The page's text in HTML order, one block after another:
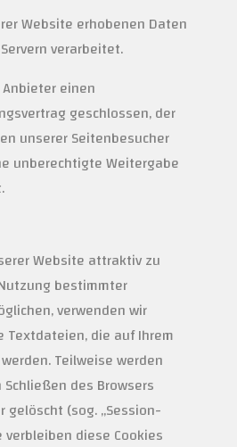
Website erhobenen Daten
verarbeitet.
einen
geschlossen, der
unserer Seitenbesucher
unberechtigte Weitergabe
Website attraktiv zu
bestimmter
verwenden wir
Textdateien, die auf Ihrem
Teilweise werden
des Browsers
(sog. „Session-
verbleiben diese Cookies